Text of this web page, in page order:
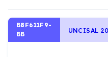
B8F611F9-
BB